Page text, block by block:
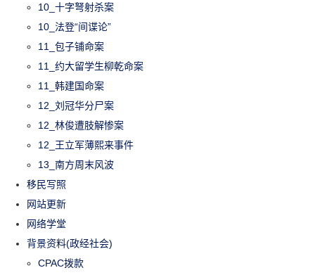
10_十字弩射杀案
10_法登“间谍论”
11_包子铺命案
11_约大留学生柳乾命案
11_韩建国命案
12_刘冠华分尸案
12_林俊遭肢解惨案
12_王立军薄熙来事件
13_南方周末风波
移民写照
网站更新
网络学堂
背景资料(政经社会)
CPAC拨款